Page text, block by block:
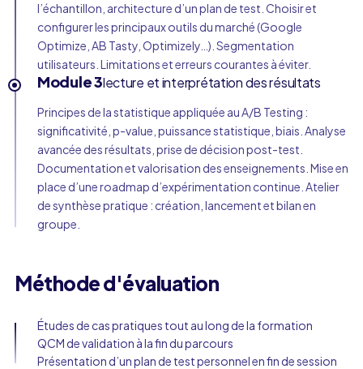
l’échantillon, architecture d’un plan de test. Choisir et
configurer les principaux outils du marché (Google
Optimize, AB Tasty, Optimizely…). Segmentation
utilisateurs. Limitations et erreurs courantes à éviter.
Module 3lecture et interprétation des résultats
Principes de la statistique appliquée au A/B Testing :
significativité, p-value, puissance statistique, biais. Analyse
avancée des résultats, prise de décision post-test.
Documentation et valorisation des enseignements. Mise en
place d’une roadmap d’expérimentation continue. Atelier
de synthèse pratique : création, lancement et bilan en
groupe.
Méthode d'évaluation
Études de cas pratiques tout au long de la formation
QCM de validation à la fin du parcours
Présentation d’un plan de test personnel en fin de session